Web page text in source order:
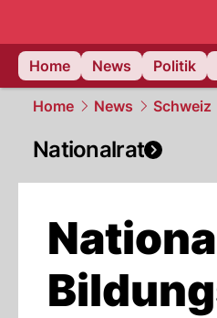
Home
News Politik
Home News Schweiz
Nationalrat